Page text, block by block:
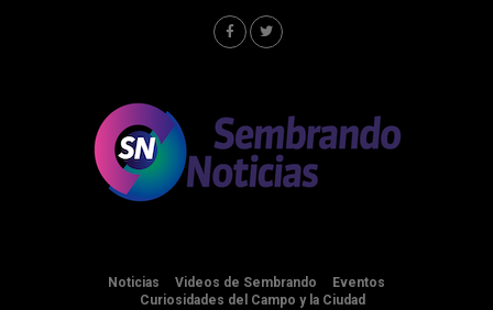
Noticias Videos de Sembrando
Eventos
Curiosidades del Campo y la Ciudad